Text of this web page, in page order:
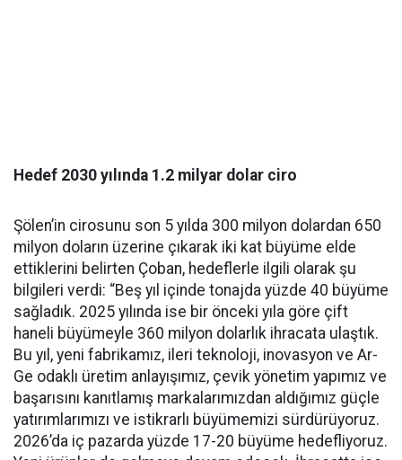
Hedef 2030 yılında 1.2 milyar dolar ciro
Şölen’in cirosunu son 5 yılda 300 milyon dolardan 650
milyon doların üzerine çıkarak iki kat büyüme elde
ettiklerini belirten Çoban, hedeflerle ilgili olarak şu
bilgileri verdi: “Beş yıl içinde tonajda yüzde 40 büyüme
sağladık. 2025 yılında ise bir önceki yıla göre çift
haneli büyümeyle 360 milyon dolarlık ihracata ulaştık.
Bu yıl, yeni fabrikamız, ileri teknoloji, inovasyon ve Ar-
Ge odaklı üretim anlayışımız, çevik yönetim yapımız ve
başarısını kanıtlamış markalarımızdan aldığımız güçle
yatırımlarımızı ve istikrarlı büyümemizi sürdürüyoruz.
2026’da iç pazarda yüzde 17-20 büyüme hedefliyoruz.